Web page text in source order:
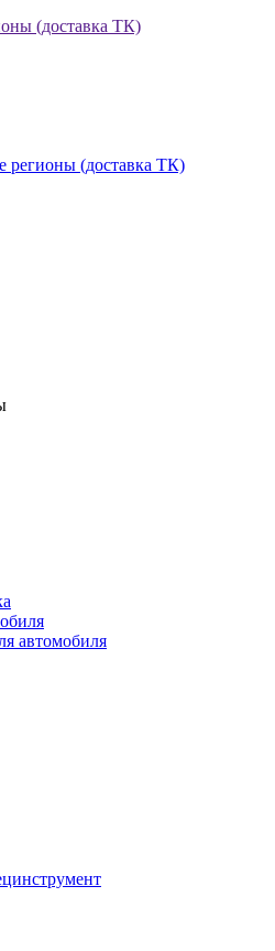
(доставка ТК)
регионы (доставка ТК)
автомобиля